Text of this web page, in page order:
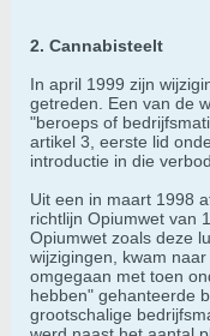
2. Cannabisteelt
In april 1999 zijn
getreden. Een van de
"beroeps of
artikel 3, eerste lid
introductie in die
Uit een in maart 1998
richtlijn Opiumwet van
Opiumwet zoals deze
wijzigingen, kwam
omgegaan met toen
hebben" gehanteerde
grootschalige